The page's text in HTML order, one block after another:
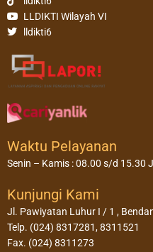
LLDIKTI Wilayah VI
lldikti6
Waktu Pelayanan
Senin – Kamis : 08.00 s/d 15.30
Kunjungi Kami
Jl. Pawiyatan Luhur I / 1 ,
Telp. (024) 8317281, 8311521
Fax. (024) 8311273